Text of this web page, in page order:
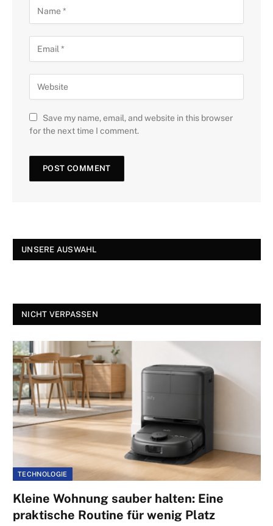
Save my name, email, and website in this browser
for the next time I comment.
UNSERE AUSWAHL
NICHT VERPASSEN
TECHNOLOGIE
Kleine Wohnung sauber halten: Eine
praktische Routine für wenig Platz